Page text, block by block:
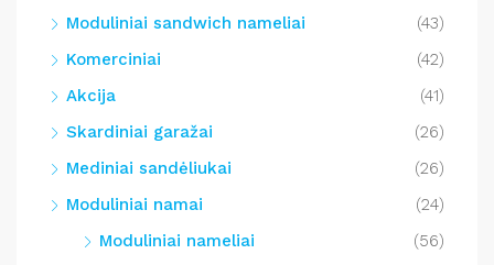
Moduliniai sandwich nameliai
(43)
Komerciniai
(42)
Akcija
(41)
Skardiniai garažai
(26)
Mediniai sandėliukai
(26)
Moduliniai namai
(24)
Moduliniai nameliai
(56)